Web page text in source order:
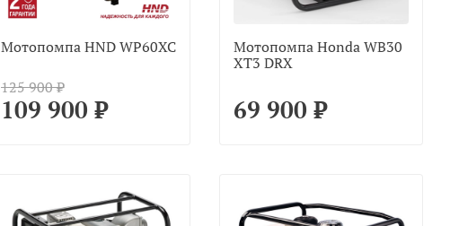
Мотопомпа HND WP60XC
125 900 ₽
109 900 ₽
Мотопомпа Honda WB30
XT3 DRX
69 900 ₽